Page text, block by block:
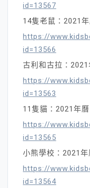
id=13567
14隻老鼠：2021
https://
id=13566
古利和古拉：
https://
id=13563
11隻貓：2021年
https://
id=13565
小熊學校：2021
https://
id=13564